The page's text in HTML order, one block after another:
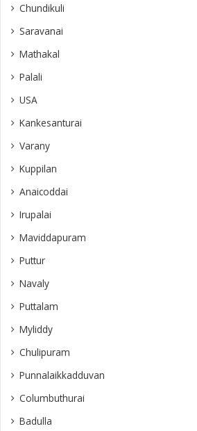
Chundikuli
Saravanai
Mathakal
Palali
USA
Kankesanturai
Varany
Kuppilan
Anaicoddai
Irupalai
Maviddapuram
Puttur
Navaly
Puttalam
Myliddy
Chulipuram
Punnalaikkadduvan
Columbuthurai
Badulla